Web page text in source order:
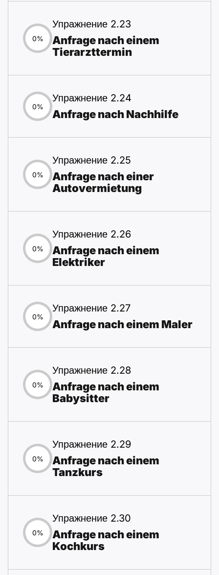
0%
Упражнение 2.23
Anfrage nach einem
Tierarzttermin
0%
Упражнение 2.24
Anfrage nach Nachhilfe
0%
Упражнение 2.25
Anfrage nach einer
Autovermietung
0%
Упражнение 2.26
Anfrage nach einem
Elektriker
0%
Упражнение 2.27
Anfrage nach einem Maler
0%
Упражнение 2.28
Anfrage nach einem
Babysitter
0%
Упражнение 2.29
Anfrage nach einem
Tanzkurs
0%
Упражнение 2.30
Anfrage nach einem
Kochkurs